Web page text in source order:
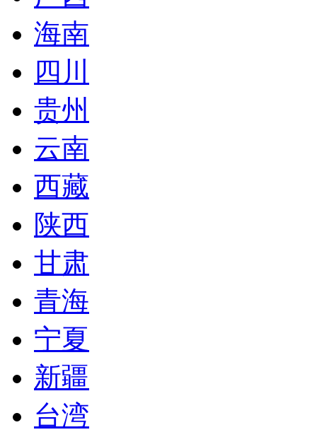
海南
四川
贵州
云南
西藏
陕西
甘肃
青海
宁夏
新疆
台湾